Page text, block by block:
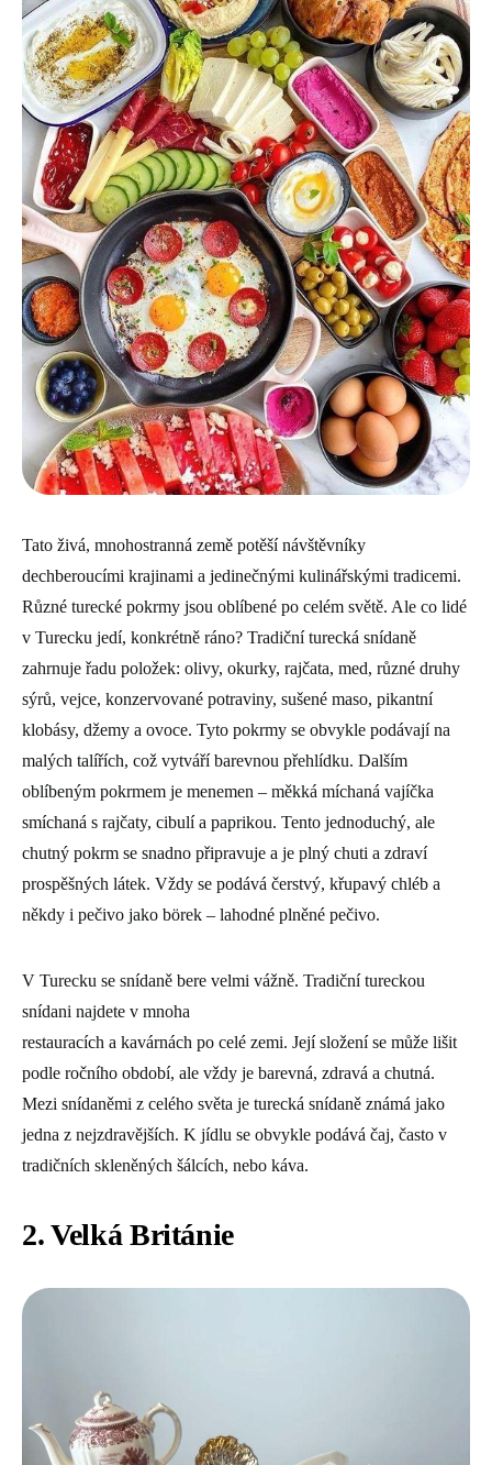
Tato živá, mnohostranná země potěší návštěvníky
dechberoucími krajinami a jedinečnými kulinářskými tradicemi.
Různé turecké pokrmy jsou oblíbené po celém světě. Ale co lidé
v Turecku jedí, konkrétně ráno? Tradiční turecká snídaně
zahrnuje řadu položek: olivy, okurky, rajčata, med, různé druhy
sýrů, vejce, konzervované potraviny, sušené maso, pikantní
klobásy, džemy a ovoce. Tyto pokrmy se obvykle podávají na
malých talířích, což vytváří barevnou přehlídku. Dalším
oblíbeným pokrmem je menemen – měkká míchaná vajíčka
smíchaná s rajčaty, cibulí a paprikou. Tento jednoduchý, ale
chutný pokrm se snadno připravuje a je plný chuti a zdraví
prospěšných látek. Vždy se podává čerstvý, křupavý chléb a
někdy i pečivo jako börek – lahodné plněné pečivo.
V Turecku se snídaně bere velmi vážně. Tradiční tureckou
snídani najdete v mnoha
restauracích a kavárnách po celé zemi. Její složení se může lišit
podle ročního období, ale vždy je barevná, zdravá a chutná.
Mezi snídaněmi z celého světa je turecká snídaně známá jako
jedna z nejzdravějších. K jídlu se obvykle podává čaj, často v
tradičních skleněných šálcích, nebo káva.
2. Velká Británie